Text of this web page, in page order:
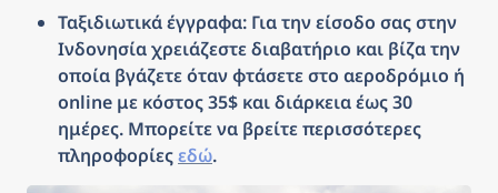
Ταξιδιωτικά έγγραφα: Για την είσοδο σας στην
Ινδονησία χρειάζεστε διαβατήριο και βίζα την
οποία βγάζετε όταν φτάσετε στο αεροδρόμιο ή
online με κόστος 35$ και διάρκεια έως 30
ημέρες. Μπορείτε να βρείτε περισσότερες
πληροφορίες εδώ.